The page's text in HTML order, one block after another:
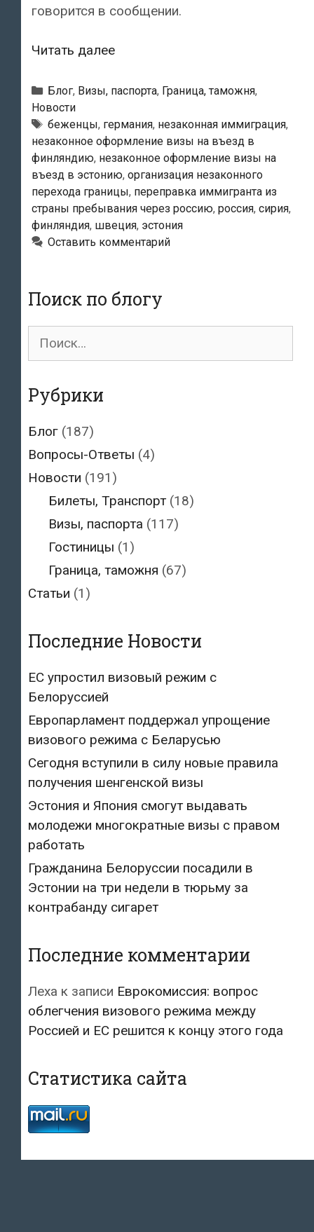
говорится в сообщении.
Читать далееСирийцы
перебираются
Эстонию
и
Финляндию
через
Россию
Рубрики
Блог, Визы, паспорта, Граница, таможня,
Новости
Метки
беженцы, германия, незаконная иммиграция,
незаконное оформление визы на въезд в
финляндию, незаконное оформление визы на
въезд в эстонию, организация незаконного
перехода границы, переправка иммигранта из
страны пребывания через россию, россия, сирия,
финляндия, швеция, эстония
Оставить комментарий
Поиск по блогу
Поиск
Рубрики
Блог (187)
Вопросы-Ответы (4)
Новости (191)
Билеты, Транспорт(18)
Визы, паспорта (117)
Гостиницы (1)
Граница, таможня (67)
Статьи (1)
Последние Новости
ЕС упростил визовый режим с
Белоруссией
Европарламент поддержал упрощение
визового режима с Беларусью
Сегодня вступили в силу новые правила
получения шенгенской визы
Эстония и Япония смогут выдавать
молодежи многократные визы с правом
работать
Гражданина Белоруссии посадили в
Эстонии на три недели в тюрьму за
контрабанду сигарет
Последние комментарии
Леха к записи Еврокомиссия: вопрос
облегчения визового режима между
Россией и ЕС решится к концу этого года
Статистика сайта